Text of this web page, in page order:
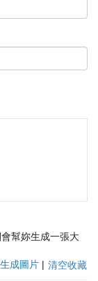
幫妳生成一張大
生成圖片 | 清空收藏